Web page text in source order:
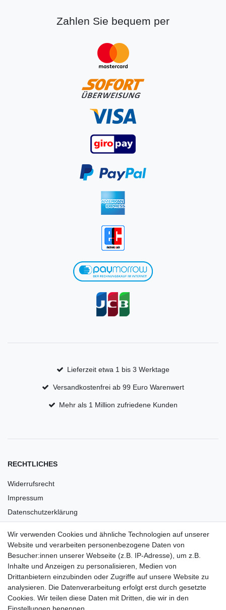
Zahlen Sie bequem per
Lieferzeit etwa 1 bis 3 Werktage
Versandkostenfrei ab 99 Euro Warenwert
Mehr als 1 Million zufriedene Kunden
RECHTLICHES
Widerrufsrecht
Impressum
Datenschutzerklärung
Barrierefreiheit
Anleitungen
Vertrag widerrufen
Wir verwenden Cookies und ähnliche Technologien auf unserer
Website und verarbeiten personenbezogene Daten von
Besucher:innen unserer Webseite (z.B. IP-Adresse), um z.B.
Inhalte und Anzeigen zu personalisieren, Medien von
Drittanbietern einzubinden oder Zugriffe auf unsere Website zu
analysieren. Die Datenverarbeitung erfolgt erst durch gesetzte
Cookies. Wir teilen diese Daten mit Dritten, die wir in den